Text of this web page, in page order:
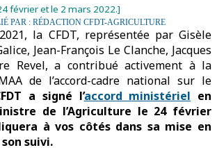
PAR : RÉDACTION CFDT-AGRICULTURE
février et le 2 mars 2022.]
la CFDT, représentée par Gisèle
Jean-François Le Clanche, Jacques
Revel, a contribué activement à la
de l’accord-cadre national sur le
a signé l’accord ministériel en
de l’Agriculture le 24 février
à vos côtés dans sa mise en
suivi.